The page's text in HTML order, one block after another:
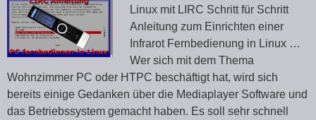
Linux mit LIRC Schritt für Schritt
Anleitung zum Einrichten einer
Infrarot Fernbedienung in Linux …
Wer sich mit dem Thema
Wohnzimmer PC oder HTPC beschäftigt hat, wird sich
bereits einige Gedanken über die Mediaplayer Software und
das Betriebssystem gemacht haben. Es soll sehr schnell